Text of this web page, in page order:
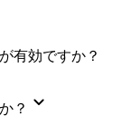
有効ですか？
？